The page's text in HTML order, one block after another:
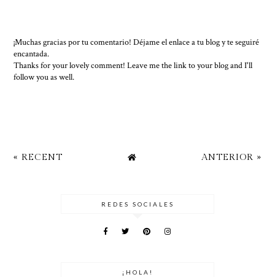
¡Muchas gracias por tu comentario! Déjame el enlace a tu blog y te seguiré
encantada.
Thanks for your lovely comment! Leave me the link to your blog and I'll
follow you as well.
« RECENT ANTERIOR »
REDES SOCIALES
¡HOLA!